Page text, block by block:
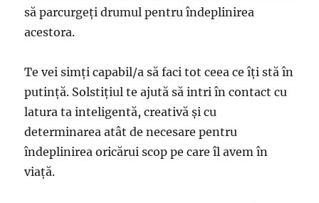
să parcurgeți drumul pentru îndeplinirea
acestora.
Te vei simți capabil/a să faci tot ceea ce îți stă în
putință. Solstițiul te ajută să intri în contact cu
latura ta inteligentă, creativă și cu
determinarea atât de necesare pentru
îndeplinirea oricărui scop pe care îl avem în
viață.